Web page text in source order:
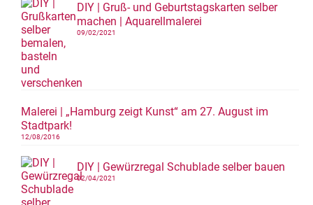
DIY | Gruß- und Geburtstagskarten selber
machen | Aquarellmalerei
09/02/2021
Malerei | „Hamburg zeigt Kunst“ am 27. August im
Stadtpark!
12/08/2016
DIY | Gewürzregal Schublade selber bauen
02/04/2021